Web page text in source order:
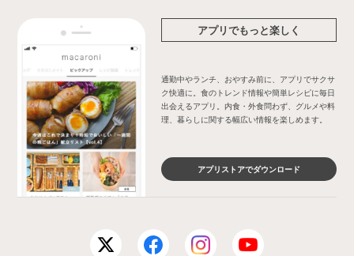
アプリでもっと楽しく
通勤中やランチ、おやすみ前に、アプリでサクサ
ク快適に。食のトレンド情報や簡単レシピに毎日
出会えるアプリ。内食・外食問わず、グルメや料
理、暮らしに関する幅広い情報を楽しめます。
アプリストアでダウンロード